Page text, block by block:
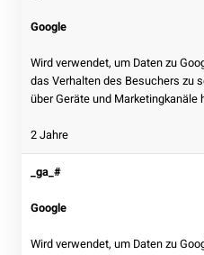
Google
Wird verwendet, um Daten zu
das Verhalten des Besuchers zu
über Geräte und Marketingkanäle
2 Jahre
_ga_#
Google
Wird verwendet, um Daten zu